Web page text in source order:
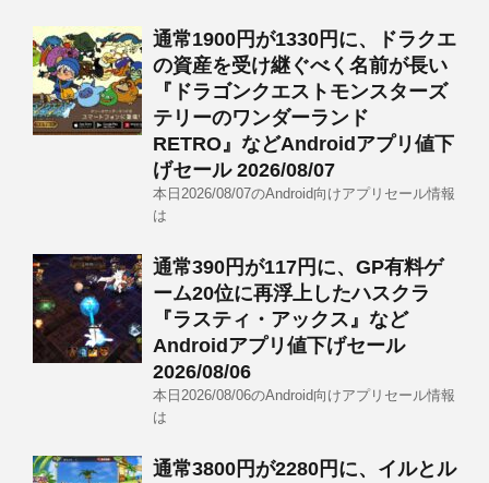
通常1900円が1330円に、ドラクエ
の資産を受け継ぐべく名前が長い
『ドラゴンクエストモンスターズ
テリーのワンダーランド
RETRO』などAndroidアプリ値下
げセール 2026/08/07
本日2026/08/07のAndroid向けアプリセール情報
は
通常390円が117円に、GP有料ゲ
ーム20位に再浮上したハスクラ
『ラスティ・アックス』など
Androidアプリ値下げセール
2026/08/06
本日2026/08/06のAndroid向けアプリセール情報
は
通常3800円が2280円に、イルとル